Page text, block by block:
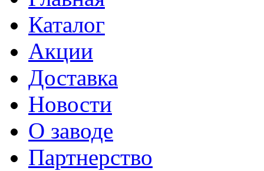
Каталог
Акции
Доставка
Новости
О заводе
Партнерство